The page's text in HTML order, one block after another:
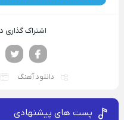
اشتراک گذاری
دانلود آهنگ
پست های پیشنهادی